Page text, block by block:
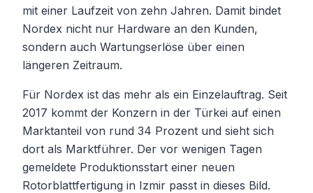
mit einer Laufzeit von zehn Jahren. Damit bindet
Nordex nicht nur Hardware an den Kunden,
sondern auch Wartungserlöse über einen
längeren Zeitraum.
Für Nordex ist das mehr als ein Einzelauftrag. Seit
2017 kommt der Konzern in der Türkei auf einen
Marktanteil von rund 34 Prozent und sieht sich
dort als Marktführer. Der vor wenigen Tagen
gemeldete Produktionsstart einer neuen
Rotorblattfertigung in Izmir passt in dieses Bild.